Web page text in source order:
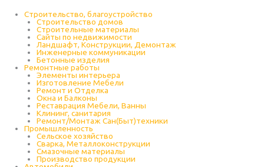
Строительство, благоустройство
Строительство домов
Строительные материалы
Сайты по недвижимости
Ландшафт, Конструкции, Демонтаж
Инженерные коммуникации
Бетонные изделия
Ремонтные работы
Элементы интерьера
Изготовление Мебели
Ремонт и Отделка
Окна и Балконы
Реставрация Мебели, Ванны
Клининг, санитария
Ремонт/Монтаж Сан(Быт)техники
Промышленность
Cельское хозяйство
Сварка, Металлоконструкции
Cмазочные материалы
Производство продукции